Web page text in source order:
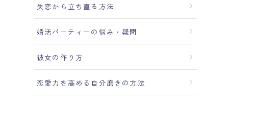
失恋から立ち直る方法
婚活パーティーの悩み・疑問
彼女の作り方
恋愛力を高める自分磨きの方法